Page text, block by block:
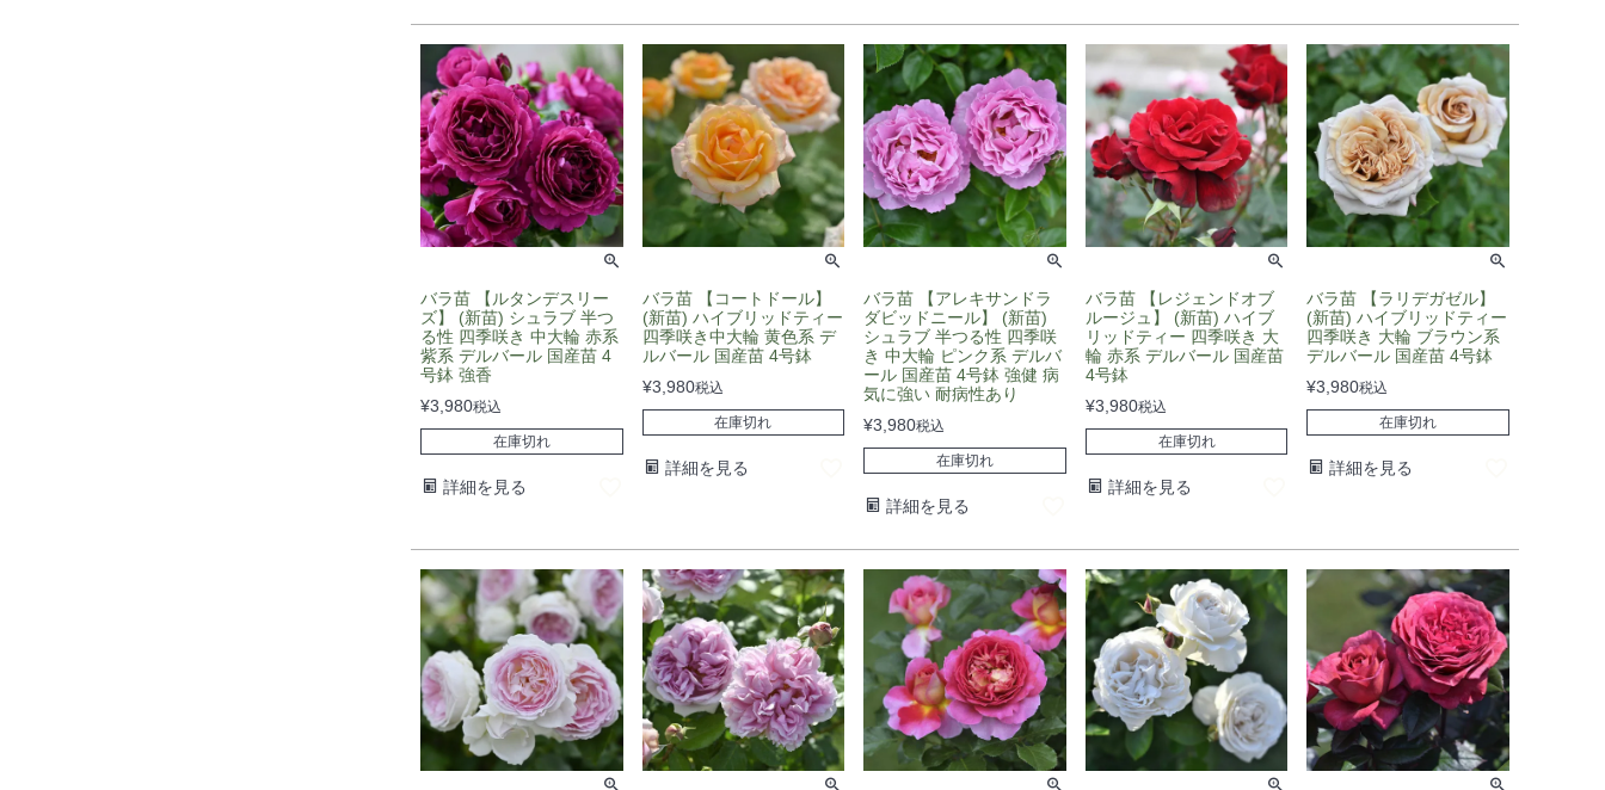
バラ苗 【ルタンデスリー
ズ】 (新苗) シュラブ 半つ
る性 四季咲き 中大輪 赤系
紫系 デルバール 国産苗 4
号鉢 強香
¥3,980税込
在庫切れ
詳細を見る
バラ苗 【コートドール】
(新苗) ハイブリッドティー
四季咲き中大輪 黄色系 デ
ルバール 国産苗 4号鉢
¥3,980税込
在庫切れ
詳細を見る
バラ苗 【アレキサンドラ
ダビッドニール】 (新苗)
シュラブ 半つる性 四季咲
き 中大輪 ピンク系 デルバ
ール 国産苗 4号鉢 強健 病
気に強い 耐病性あり
¥3,980税込
在庫切れ
詳細を見る
バラ苗 【レジェンドオブ
ルージュ】 (新苗) ハイブ
リッドティー 四季咲き 大
輪 赤系 デルバール 国産苗
4号鉢
¥3,980税込
在庫切れ
詳細を見る
バラ苗 【ラリデガゼル】
(新苗) ハイブリッドティー
四季咲き 大輪 ブラウン系
デルバール 国産苗 4号鉢
¥3,980税込
在庫切れ
詳細を見る